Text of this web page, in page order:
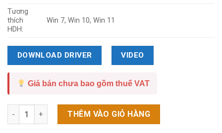
Tương
thích
HDH:
Win 7, Win 10, Win 11
DOWNLOAD DRIVER VIDEO
Giá bán chưa bao gồm thuế VAT
Số lượng THÊM VÀO GIỎ HÀNG